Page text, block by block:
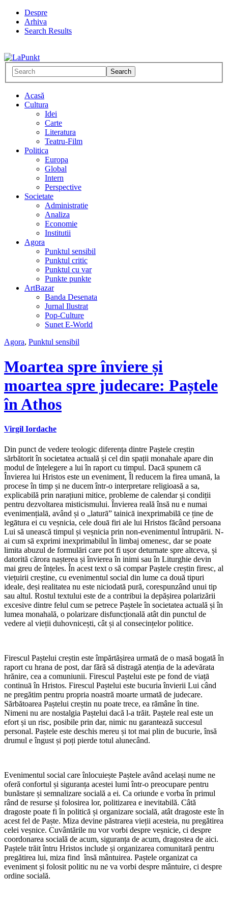
Despre
Arhiva
Search Results
Acasă
Cultura
Idei
Carte
Literatura
Teatru-Film
Politica
Europa
Global
Intern
Perspective
Societate
Administratie
Analiza
Economie
Institutii
Agora
Punktul sensibil
Punktul critic
Punktul cu var
Punkte punkte
ArtBazar
Banda Desenata
Jurnal Ilustrat
Pop-Culture
Sunet E-World
Agora, Punktul sensibil
Moartea spre înviere și
moartea spre judecare: Paștele
în Athos
Virgil Iordache
Din punct de vedere teologic diferența dintre Paștele creștin
sărbătorit în societatea actuală și cel din spații monahale apare din
modul de înțelegere a lui în raport cu timpul. Dacā spunem cā
Învierea lui Hristos este un eveniment, Îl reducem la firea umanā, la
procese în timp și ne ducem într-o interpretare religioasă a sa,
explicabilă prin narațiuni mitice, probleme de calendar și condiții
pentru dezvoltarea misticismului. Învierea reală însă nu e numai
evenimențialā, având și o „laturā” tainicā inexprimabilā ce ține de
legātura ei cu veșnicia, cele douā firi ale lui Hristos fācând persoana
Lui să unească timpul și veșnicia prin non-evenimentul întrupārii. N-
ai cum sā exprimi inexprimabilul în limbaj omenesc, dar se poate
limita abuzul de formulāri care pot fi ușor deturnate spre altceva, și
datorită cărora nașterea și învierea în inimi sau în Liturghie devin
mai greu de înțeles. În acest text o să compar Paștele creștin firesc, al
viețuirii creștine, cu evenimentul social din lume ca două tipuri
ideale, deși realitatea nu este niciodată pură, corespunzând unui tip
sau altul. Rostul textului este de a contribui la depășirea polarizării
excesive dintre felul cum se petrece Paștele în societatea actuală și în
lumea monahală, o polarizare disfuncțională atât din punctul de
vedere al vieții duhovnicești, cât și al consecințelor politice.
Firescul Paștelui creștin este împărtășirea urmată de o masă bogată în
raport cu hrana de post, dar fără să distragă atenția de la adevărata
hrănire, cea a comuniunii. Firescul Paștelui este pe fond de viațā
continuā în Hristos. Firescul Paștelui este bucuria învierii Lui când
ne pregătim pentru propria noastră moarte urmată de judecare.
Sărbătoarea Paștelui creștin nu poate trece, ea rămâne în tine.
Nimeni nu are nostalgia Paștelui dacă l-a trăit. Paștele real este un
efort și un risc, posibile prin dar, nimic nu garantează succesul
personal. Paștele este deschis mereu și tot mai plin de bucurie, însă
drumul e îngust și poți pierde totul alunecând.
Evenimentul social care înlocuiește Paștele având același nume ne
oferă confortul și siguranța acestei lumi într-o preocupare pentru
bunăstare și semnalizare socială a ei. Ca oriunde e vorba în primul
rând de resurse și folosirea lor, politizarea e inevitabilă. Câtă
dragoste poate fi în politică și organizare socială, atât dragoste este în
acest fel de Paște. Miza devine păstrarea vieții acesteia, nu pregătirea
celei veșnice. Cuvântările nu vor vorbi despre veșnicie, ci despre
coordonarea socială de acum, siguranța de acum, dragostea de aici.
Paștele trăit întru Hristos include și organizarea comunitară pentru
pregătirea lui, miza find însă mântuirea. Paștele organizat ca
eveniment și folosit politic nu ne va vorbi despre mântuire, ci despre
ordine socială.